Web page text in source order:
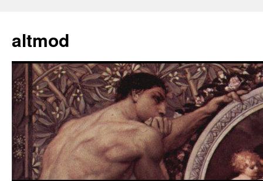
springen
altmod